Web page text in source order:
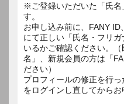
※ご登録いただいた「氏名
す。
お申し込み前に、FANY
にて正しい「氏名・フリ
いるかご確認ください。
名」、新規会員の方は「
ださい）
プロフィールの修正を行
をログインし直してから